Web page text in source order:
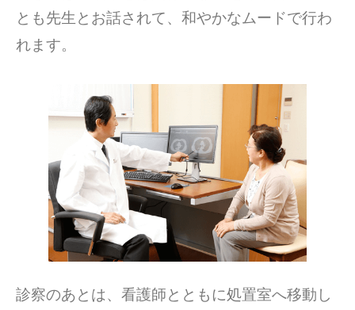
とも先生とお話されて、和やかなムードで行わ
れます。
診察のあとは、看護師とともに処置室へ移動し